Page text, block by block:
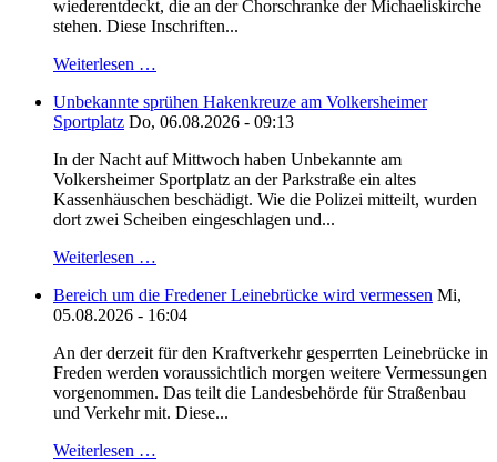
wiederentdeckt, die an der Chorschranke der Michaeliskirche
stehen. Diese Inschriften...
Weiterlesen …
Unbekannte sprühen Hakenkreuze am Volkersheimer
Sportplatz Do, 06.08.2026 - 09:13
In der Nacht auf Mittwoch haben Unbekannte am
Volkersheimer Sportplatz an der Parkstraße ein altes
Kassenhäuschen beschädigt. Wie die Polizei mitteilt, wurden
dort zwei Scheiben eingeschlagen und...
Weiterlesen …
Bereich um die Fredener Leinebrücke wird vermessen Mi,
05.08.2026 - 16:04
An der derzeit für den Kraftverkehr gesperrten Leinebrücke in
Freden werden voraussichtlich morgen weitere Vermessungen
vorgenommen. Das teilt die Landesbehörde für Straßenbau
und Verkehr mit. Diese...
Weiterlesen …